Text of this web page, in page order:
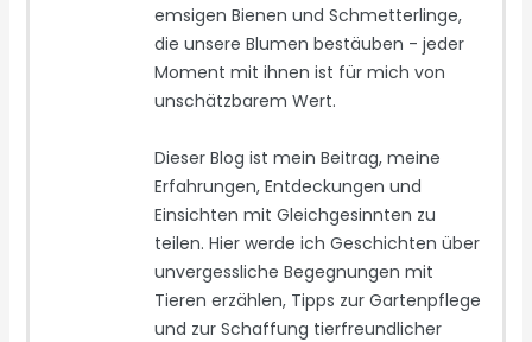
emsigen Bienen und Schmetterlinge,
die unsere Blumen bestäuben - jeder
Moment mit ihnen ist für mich von
unschätzbarem Wert.
Dieser Blog ist mein Beitrag, meine
Erfahrungen, Entdeckungen und
Einsichten mit Gleichgesinnten zu
teilen. Hier werde ich Geschichten über
unvergessliche Begegnungen mit
Tieren erzählen, Tipps zur Gartenpflege
und zur Schaffung tierfreundlicher